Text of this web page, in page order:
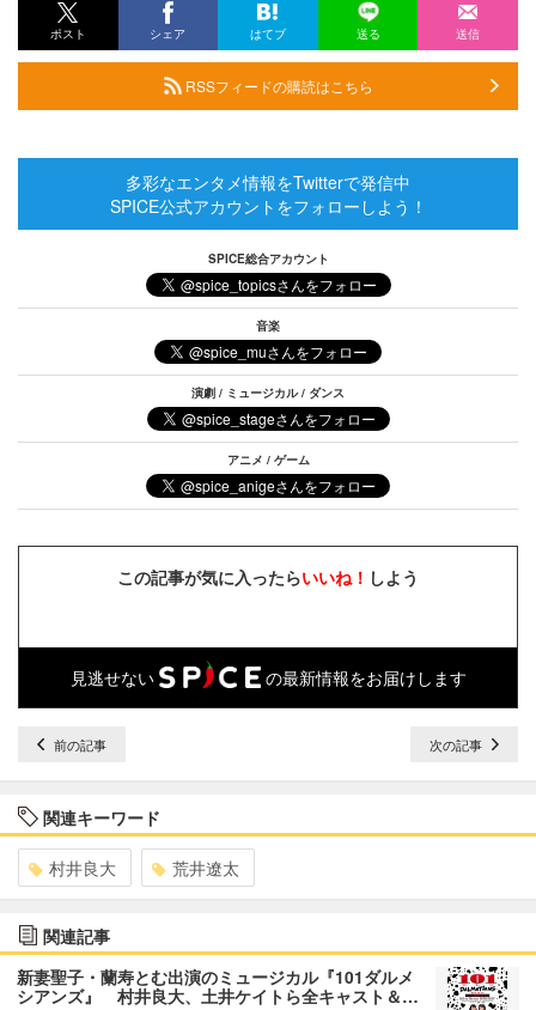
ポスト シェア はてブ 送る 送信
RSSフィードの購読はこちら
多彩なエンタメ情報をTwitterで発信中
SPICE公式アカウントをフォローしよう！
SPICE総合アカウント
音楽
演劇 / ミュージカル / ダンス
アニメ / ゲーム
この記事が気に入ったらいいね！ しよう
見逃せない の最新情報をお届けします
前の記事 次の記事
関連キーワード
村井良大 荒井遼太
関連記事
新妻聖子・蘭寿とむ出演のミュージカル『101ダルメ
シアンズ』 村井良大、土井ケイトら全キャスト＆…